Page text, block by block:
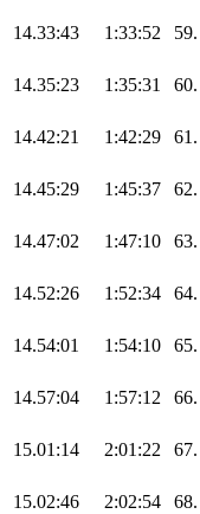
14.33:43 1:33:52 59.
14.35:23 1:35:31 60.
14.42:21 1:42:29 61.
14.45:29 1:45:37 62.
14.47:02 1:47:10 63.
14.52:26 1:52:34 64.
14.54:01 1:54:10 65.
14.57:04 1:57:12 66.
15.01:14 2:01:22 67.
15.02:46 2:02:54 68.